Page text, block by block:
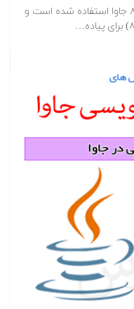
در این مجموعه آموزشی، از نسخه ۸ جاوا استفاده شده است و